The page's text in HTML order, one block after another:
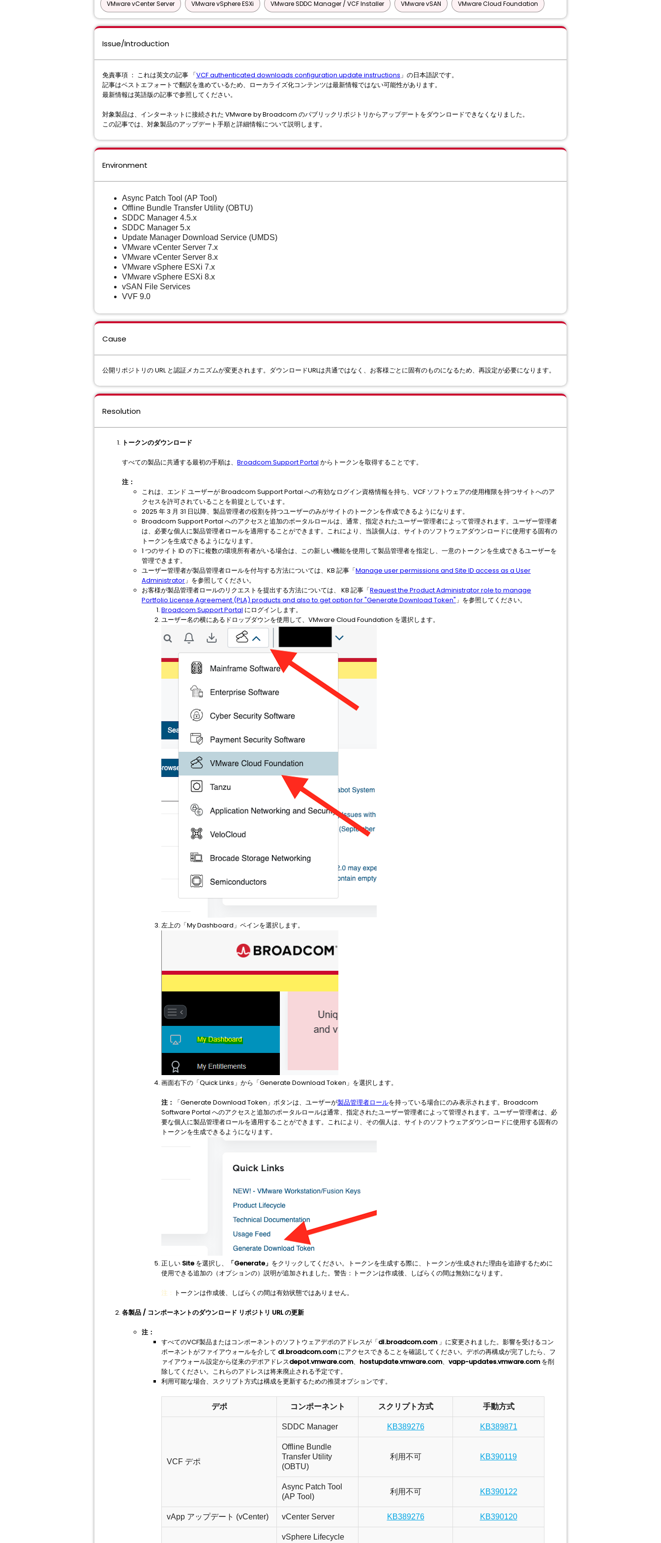
VMware vCenter Server VMware vSphere ESXi VMware SDDC Manager / VCF Installer VMware vSAN VMware Cloud Foundation
Issue/Introduction
免責事項 ： これは英文の記事 「VCF authenticated downloads configuration update instructions」の日本語訳です。
記事はベストエフォートで翻訳を進めているため、ローカライズ化コンテンツは最新情報ではない可能性があります。
最新情報は英語版の記事で参照してください。
対象製品は、インターネットに接続された VMware by Broadcom のパブリックリポジトリからアップデートをダウンロードできなくなりました。
この記事では、対象製品のアップデート手順と詳細情報について説明します。
Environment
Async Patch Tool (AP Tool)
Offline Bundle Transfer Utility (OBTU)
SDDC Manager 4.5.x
SDDC Manager 5.x
Update Manager Download Service (UMDS)
VMware vCenter Server 7.x
VMware vCenter Server 8.x
VMware vSphere ESXi 7.x
VMware vSphere ESXi 8.x
vSAN File Services
VVF 9.0
Cause
公開リポジトリの URL と認証メカニズムが変更されます。ダウンロードURLは共通ではなく、お客様ごとに固有のものになるため、再設定が必要になります。
Resolution
トークンのダウンロード
すべての製品に共通する最初の手順は、 Broadcom Support Portal からトークンを取得することです。
注：
これは、エンド ユーザーが Broadcom Support Portal への有効なログイン資格情報を持ち、VCF ソフトウェアの使用権限を持つサイトへのア
クセスを許可されていることを前提としています。
2025 年 3 月 31 日以降、製品管理者の役割を持つユーザーのみがサイトのトークンを作成できるようになります。
Broadcom Support Portal へのアクセスと追加のポータルロールは、通常、指定されたユーザー管理者によって管理されます。ユーザー管理者
は、必要な個人に製品管理者ロールを適用することができます。これにより、当該個人は、サイトのソフトウェアダウンロードに使用する固有の
トークンを生成できるようになります。
1 つのサイト ID の下に複数の環境所有者がいる場合は、この新しい機能を使用して製品管理者を指定し、一意のトークンを生成できるユーザーを
管理できます。
ユーザー管理者が製品管理者ロールを付与する方法については、KB 記事「Manage user permissions and Site ID access as a User
Administrator」を参照してください。
お客様が製品管理者ロールのリクエストを提出する方法については、 KB 記事「Request the Product Administrator role to manage
Portfolio License Agreement (PLA) products and also to get option for "Generate Download Token"」を参照してください。
Broadcom Support Portal にログインします。
ユーザー名の横にあるドロップダウンを使用して、VMware Cloud Foundation を選択します。
左上の「My Dashboard」ペインを選択します。
画面右下の「Quick Links」から「Generate Download Token」を選択します。
注： 「Generate Download Token」ボタンは、ユーザーが製品管理者ロールを持っている場合にのみ表示されます。Broadcom
Software Portal へのアクセスと追加のポータルロールは通常、指定されたユーザー管理者によって管理されます。ユーザー管理者は、必
要な個人に製品管理者ロールを適用することができます。これにより、その個人は、サイトのソフトウェアダウンロードに使用する固有の
トークンを生成できるようになります。
正しい Site を選択し、 「Generate」 をクリックしてください。トークンを生成する際に、トークンが生成された理由を追跡するために
使用できる追加の（オプションの）説明が追加されました。警告：トークンは作成後、しばらくの間は無効になります。
注： トークンは作成後、しばらくの間は有効状態ではありません。
各製品 / コンポーネントのダウンロード リポジトリ URL の更新
注：
すべてのVCF製品またはコンポーネントのソフトウェアデポのアドレスが「dl.broadcom.com 」に変更されました。影響を受けるコン
ポーネントがファイアウォールを介して dl.broadcom.com にアクセスできることを確認してください。デポの再構成が完了したら、フ
ァイアウォール設定から従来のデポアドレスdepot.vmware.com、 hostupdate.vmware.com、 vapp-updates.vmware.com を削
除してください。これらのアドレスは将来廃止される予定です。
利用可能な場合、スクリプト方式は構成を更新するための推奨オプションです。
デポ コンポーネント スクリプト方式 手動方式
VCF デポ
SDDC Manager KB389276 KB389871
Offline Bundle
Transfer Utility
(OBTU)
利用不可 KB390119
Async Patch Tool
(AP Tool)
利用不可 KB390122
vApp アップデート (vCenter) vCenter Server KB389276 KB390120
vSphere Lifecycle